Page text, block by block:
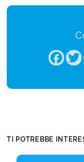
TI POTREBBE